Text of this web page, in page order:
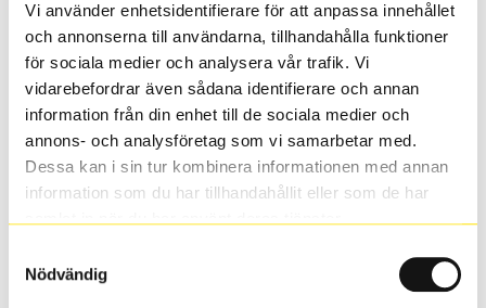
Vi använder enhetsidentifierare för att anpassa innehållet
och annonserna till användarna, tillhandahålla funktioner
för sociala medier och analysera vår trafik. Vi
vidarebefordrar även sådana identifierare och annan
information från din enhet till de sociala medier och
annons- och analysföretag som vi samarbetar med.
Dessa kan i sin tur kombinera informationen med annan
information som du har tillhandahållit eller som de har
Nödvändig
Ange registreringsnummer för att se om det däck du
valt passar din bilmodell. Om du köper däck som skall
sättas på dina befintliga fälgar, se till att kolla en extra
gång så att däck och fälg har samma dimensioner.
Ibland kan fälgen ha bytts ut under årens lopp och
inte vara samma dimension som bilen hade ut från
fabrik.
S Sök